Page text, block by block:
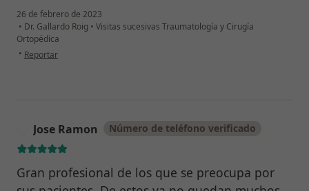
26 de febrero de 2023
• Dr. Gallardo Roig • Visitas sucesivas Traumatología y Cirugía
Ortopédica
• en opinión del usuario L.G.J.
Reportar
Jose Ramon Número de teléfono verificado
Gran profesional de los que se preocupa por